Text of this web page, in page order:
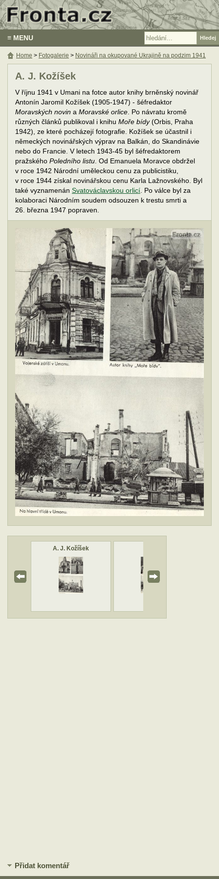
≡ MENU
A. J. Kožíšek
V říjnu 1941 v Umani na fotce autor knihy brněnský novinář
Antonín Jaromil Kožíšek (1905-1947) - šéfredaktor
Moravských novin a Moravské orlice. Po návratu kromě
různých článků publikoval i knihu Moře bídy(Orbis, Praha
1942), ze které pocházejí fotografie. Kožíšek se účastnil i
německých novinářských výprav na Balkán, do Skandinávie
nebo do Francie. V letech 1943-45 byl šéfredaktorem
pražského Poledního listu. Od Emanuela Moravce obdržel
v roce 1942 Národní uměleckou cenu za publicistiku,
v roce 1944 získal novinářskou cenu Karla Lažnovského. Byl
také vyznamenán Svatováclavskou orlicí. Po válce byl za
kolaboraci Národním soudem odsouzen k trestu smrti a
26. března 1947 popraven.
A. J. Kožíšek
Home > Fotogalerie > Novináři na okupované Ukrajině na podzim 1941
Přidat komentář